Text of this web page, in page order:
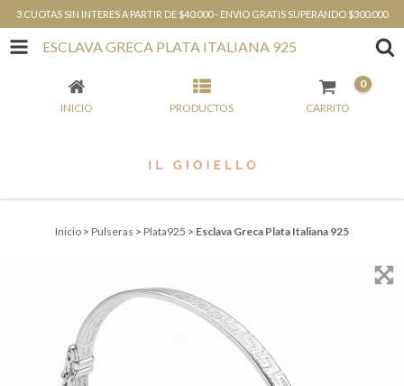
3 CUOTAS SIN INTERES A PARTIR DE $40.000 - ENVIO GRATIS SUPERANDO $300.000
ESCLAVA GRECA PLATA ITALIANA 925
INICIO PRODUCTOS CARRITO
0
Inicio > Pulseras > Plata925 > Esclava Greca Plata Italiana 925